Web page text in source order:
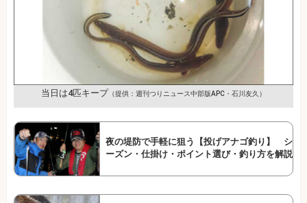
当日は4匹キープ （提供：週刊つりニュース中部版APC・石川友久）
夜の堤防で手軽に狙う【投げアナゴ釣り】 シ
ーズン・仕掛け・ポイント選び・釣り方を解説